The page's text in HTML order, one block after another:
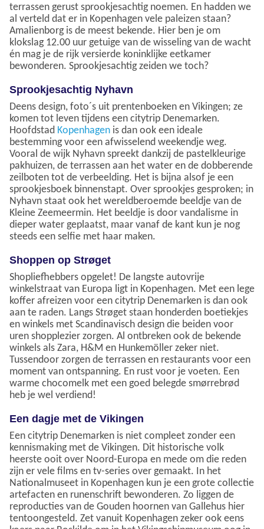
terrassen gerust sprookjesachtig noemen. En hadden we
al verteld dat er in Kopenhagen vele paleizen staan?
Amalienborg is de meest bekende. Hier ben je om
klokslag 12.00 uur getuige van de wisseling van de wacht
én mag je de rijk versierde koninklijke eetkamer
bewonderen. Sprookjesachtig zeiden we toch?
Sprookjesachtig Nyhavn
Deens design, foto´s uit prentenboeken en Vikingen; ze
komen tot leven tijdens een citytrip Denemarken.
Hoofdstad Kopenhagen is dan ook een ideale
bestemming voor een afwisselend weekendje weg.
Vooral de wijk Nyhavn spreekt dankzij de pastelkleurige
pakhuizen, de terrassen aan het water en de dobberende
zeilboten tot de verbeelding. Het is bijna alsof je een
sprookjesboek binnenstapt. Over sprookjes gesproken; in
Nyhavn staat ook het wereldberoemde beeldje van de
Kleine Zeemeermin. Het beeldje is door vandalisme in
dieper water geplaatst, maar vanaf de kant kun je nog
steeds een selfie met haar maken.
Shoppen op Strøget
Shopliefhebbers opgelet! De langste autovrije
winkelstraat van Europa ligt in Kopenhagen. Met een lege
koffer afreizen voor een citytrip Denemarken is dan ook
aan te raden. Langs Strøget staan honderden boetiekjes
en winkels met Scandinavisch design die beiden voor
uren shopplezier zorgen. Al ontbreken ook de bekende
winkels als Zara, H&M en Hunkemöller zeker niet.
Tussendoor zorgen de terrassen en restaurants voor een
moment van ontspanning. En rust voor je voeten. Een
warme chocomelk met een goed belegde smørrebrød
heb je wel verdiend!
Een dagje met de Vikingen
Een citytrip Denemarken is niet compleet zonder een
kennismaking met de Vikingen. Dit historische volk
heerste ooit over Noord-Europa en mede om die reden
zijn er vele films en tv-series over gemaakt. In het
Nationalmuseet in Kopenhagen kun je een grote collectie
artefacten en runenschrift bewonderen. Zo liggen de
reproducties van de Gouden hoornen van Gallehus hier
tentoongesteld. Zet vanuit Kopenhagen zeker ook eens